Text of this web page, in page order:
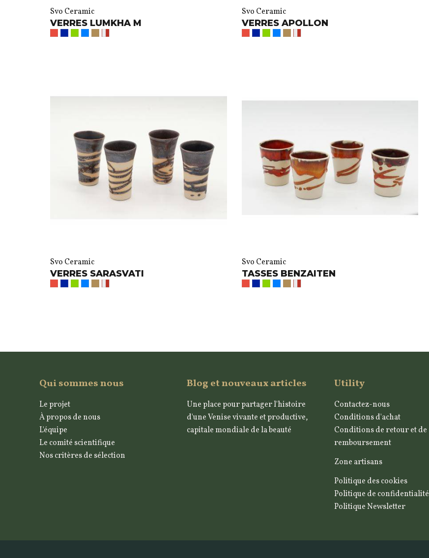
Svo Ceramic
VERRES LUMKHA M
Svo Ceramic
VERRES APOLLON
Svo Ceramic
VERRES SARASVATI
Svo Ceramic
TASSES BENZAITEN
Qui sommes nous
Le projet
À propos de nous
L'équipe
Le comité scientifique
Nos critères de sélection
Blog et nouveaux articles
Une place pour partager l'histoire
d'une Venise vivante et productive,
capitale mondiale de la beauté
Utility
Contactez-nous
Conditions d'achat
Conditions de retour et de
remboursement
Zone artisans
Politique des cookies
Politique de confidentialité
Politique Newsletter